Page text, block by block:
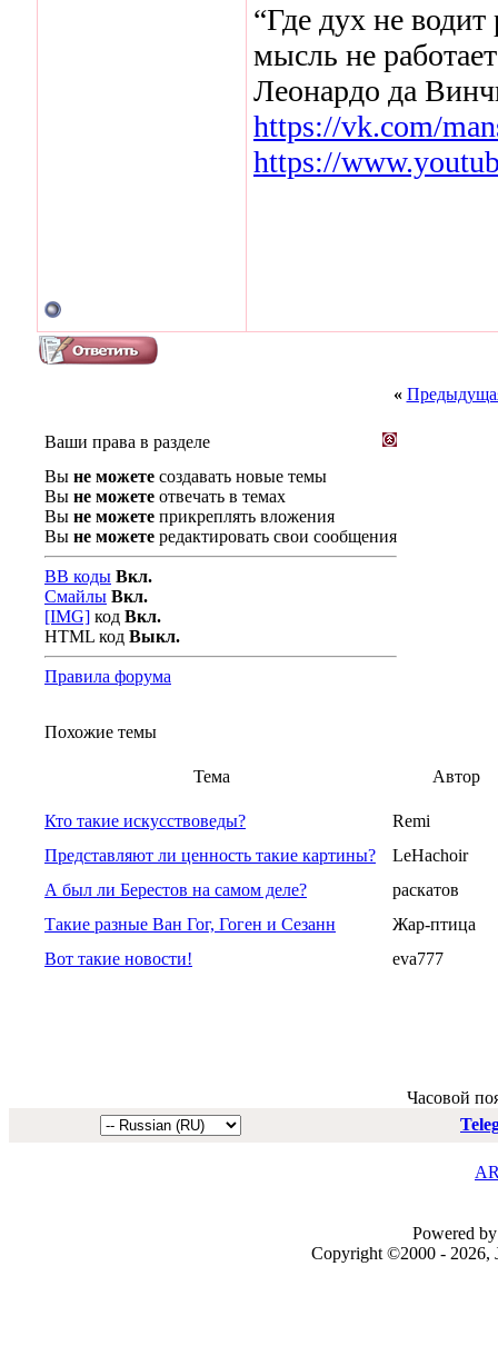
“Где дух не
мысль не
Леонардо да
https://vk.com/
https://
«
Ваши права в разделе
Вы не можете создавать новые темы
Вы не можете отвечать в темах
Вы не можете прикреплять вложения
Вы не можете редактировать свои сообщения
BB коды Вкл.
Смайлы Вкл.
[IMG] код Вкл.
HTML код Выкл.
Правила форума
Похожие темы
Тема Автор
Кто такие искусствоведы?
Remi
Представляют ли ценность такие картины?
LeHachoir
А был ли Берестов на самом деле?
раскатов
Такие разные Ван Гог, Гоген и Сезанн
Жар-птица
Вот такие новости!
eva777
Часовой
Powered
Copyright ©2000 - 2026,